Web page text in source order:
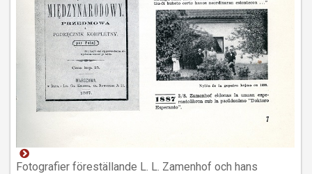
Fotografier föreställande L. L. Zamenhof och hans